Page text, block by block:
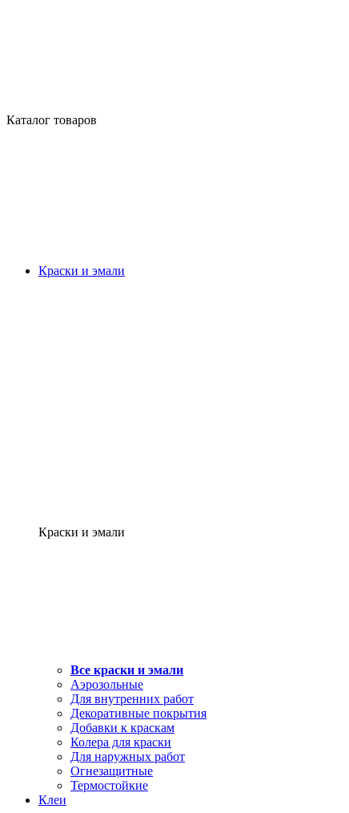
Каталог товаров
Краски и эмали
Краски и эмали
Все краски и эмали
Аэрозольные
Для внутренних работ
Декоративные покрытия
Добавки к краскам
Колера для краски
Для наружных работ
Огнезащитные
Термостойкие
Клеи